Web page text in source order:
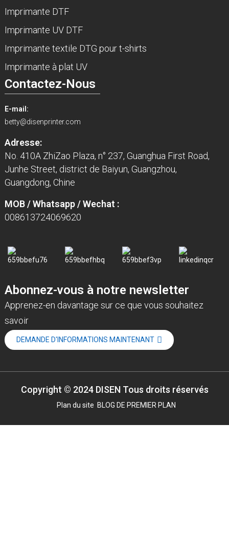
Imprimante DTF
Imprimante UV DTF
Imprimante textile DTG pour t-shirts
Imprimante à plat UV
Contactez-Nous
E-mail:
betty@disenprinter.com
Adresse:
No. 410A ZhiZao Plaza, n° 237, Guanghua First Road,
Junhe Street, district de Baiyun, Guangzhou,
Guangdong, Chine
MOB / Whatsapp / Wechat :
008613724069620
Abonnez-vous à notre newsletter
Apprenez-en davantage sur ce que vous souhaitez
savoir
DEMANDE D'INFORMATIONS MAINTENANT
Copyright © 2024 DISEN Tous droits réservés
Plan du site BLOG DE PREMIER PLAN